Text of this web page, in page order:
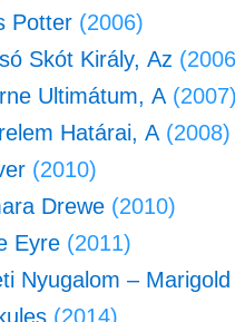
Potter (2006)
Skót Király, Az
Ultimátum, A
Határai, A (2008)
(2010)
Drewe (2010)
Eyre (2011)
Nyugalom –
(2014)